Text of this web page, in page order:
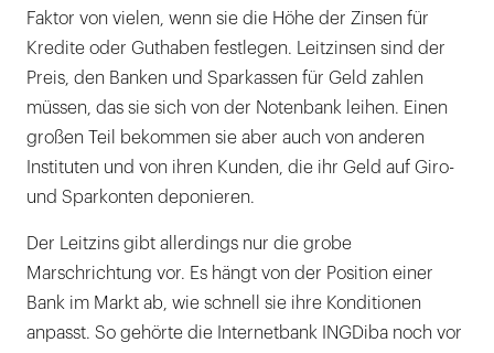
Faktor von vielen, wenn sie die Höhe der Zinsen für
Kredite oder Guthaben festlegen. Leitzinsen sind der
Preis, den Banken und Sparkassen für Geld zahlen
müssen, das sie sich von der Notenbank leihen. Einen
großen Teil bekommen sie aber auch von anderen
Instituten und von ihren Kunden, die ihr Geld auf Giro-
und Sparkonten deponieren.
Der Leitzins gibt allerdings nur die grobe
Marschrichtung vor. Es hängt von der Position einer
Bank im Markt ab, wie schnell sie ihre Konditionen
anpasst. So gehörte die Internetbank INGDiba noch vor